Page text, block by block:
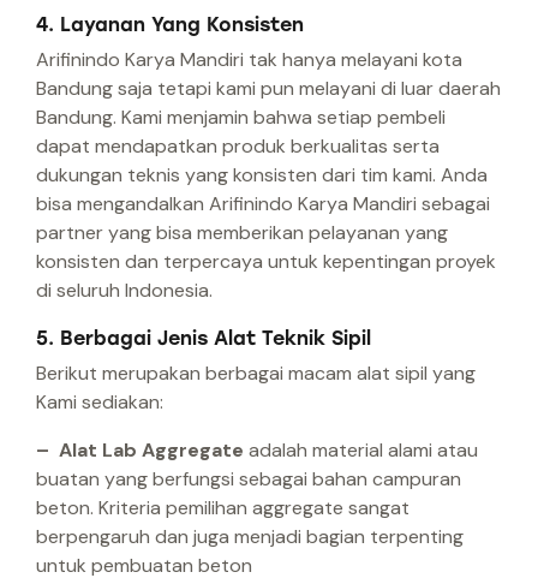
4. Layanan Yang Konsisten
Arifinindo Karya Mandiri tak hanya melayani kota
Bandung saja tetapi kami pun melayani di luar daerah
Bandung. Kami menjamin bahwa setiap pembeli
dapat mendapatkan produk berkualitas serta
dukungan teknis yang konsisten dari tim kami. Anda
bisa mengandalkan Arifinindo Karya Mandiri sebagai
partner yang bisa memberikan pelayanan yang
konsisten dan terpercaya untuk kepentingan proyek
di seluruh Indonesia.
5. Berbagai Jenis Alat Teknik Sipil
Berikut merupakan berbagai macam alat sipil yang
Kami sediakan:
– Alat Lab Aggregate adalah material alami atau
buatan yang berfungsi sebagai bahan campuran
beton. Kriteria pemilihan aggregate sangat
berpengaruh dan juga menjadi bagian terpenting
untuk pembuatan beton